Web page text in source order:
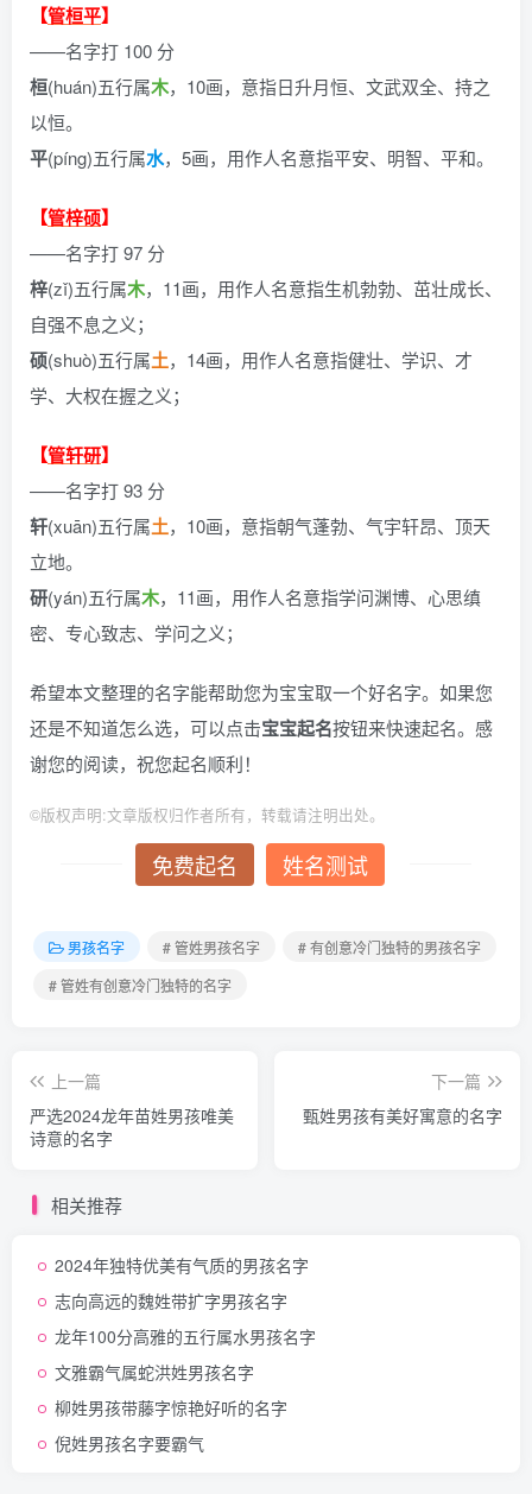
【管桓平】
——名字打 100 分
桓(huán)五行属木，10画，意指日升月恒、文武双全、持之
以恒。
平(píng)五行属水，5画，用作人名意指平安、明智、平和。
【管梓硕】
——名字打 97 分
梓(zǐ)五行属木，11画，用作人名意指生机勃勃、茁壮成长、
自强不息之义；
硕(shuò)五行属土，14画，用作人名意指健壮、学识、才
学、大权在握之义；
【管轩研】
——名字打 93 分
轩(xuān)五行属土，10画，意指朝气蓬勃、气宇轩昂、顶天
立地。
研(yán)五行属木，11画，用作人名意指学问渊博、心思缜
密、专心致志、学问之义；
希望本文整理的名字能帮助您为宝宝取一个好名字。如果您
还是不知道怎么选，可以点击宝宝起名按钮来快速起名。感
谢您的阅读，祝您起名顺利！
©版权声明:文章版权归作者所有，转载请注明出处。
免费起名 姓名测试
男孩名字 # 管姓男孩名字
# 有创意冷门独特的男孩名字
# 管姓有创意冷门独特的名字
上一篇
严选2024龙年苗姓男孩唯美
诗意的名字
下一篇
甄姓男孩有美好寓意的名字
相关推荐
2024年独特优美有气质的男孩名字
志向高远的魏姓带扩字男孩名字
龙年100分高雅的五行属水男孩名字
文雅霸气属蛇洪姓男孩名字
柳姓男孩带藤字惊艳好听的名字
倪姓男孩名字要霸气